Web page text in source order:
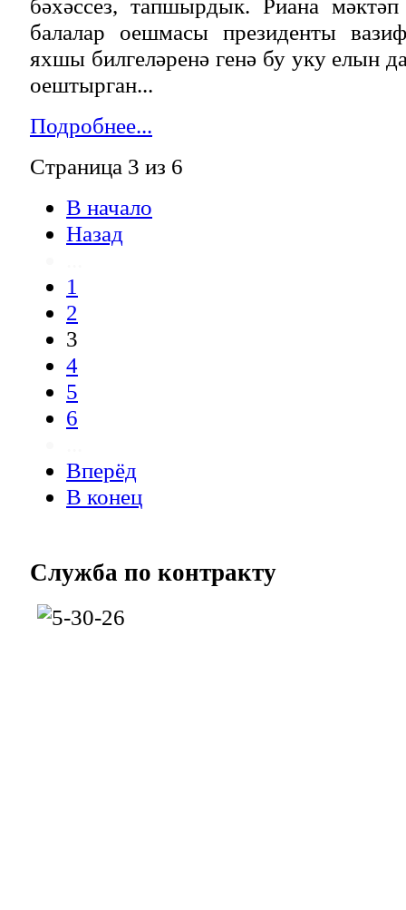
бәхәссез, тапшырдык. Риана
балалар оешмасы президенты
яхшы билгеләренә генә бу уку елын
оештырган...
Подробнее...
Страница 3 из 6
В начало
Назад
1
2
3
4
5
6
Вперёд
В конец
Служба по контракту